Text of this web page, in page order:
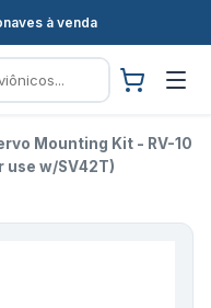
à venda
Mounting Kit - RV-10
use w/SV42T)